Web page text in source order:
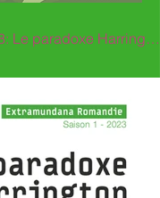
JULL Ready Print 38: Le paradoxe Harrington